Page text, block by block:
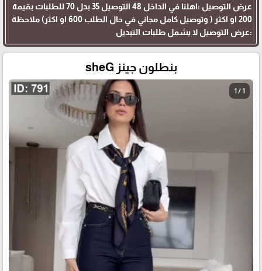
عرض التوصيل :اهلنا في الداخل 48 التوصيل 35 بدل 70 للطلبات بقيمة
200 او اكثر ( وتوصيل كامل مجاني في حال الطلب 600 او اكثر) ملاحظة
:عرض التوصيل لا يشمل طلبات التبديل
بنطلون جينز sheG
1 / 1